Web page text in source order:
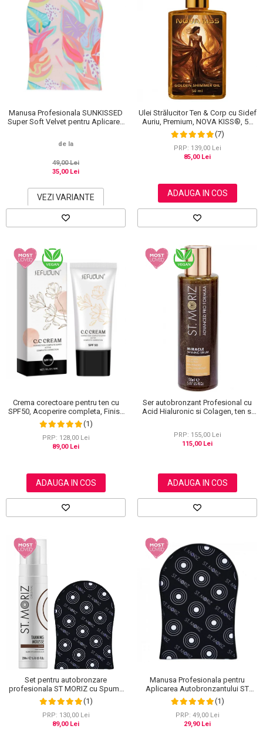
Manusa Profesionala SUNKISSED
Super Soft Velvet pentru Aplicarea
de la
49,00 Lei
35,00 Lei
VEZI VARIANTE
Ulei Strălucitor Ten & Corp cu Sidef
Auriu, Premium, NOVA KISS®, 50
ml
(7)
PRP: 139,00 Lei
85,00 Lei
ADAUGA IN COS
Crema corectoare pentru ten cu
SPF50, Acoperire completa, Finish
mat, Rezistenta, Anti Roseata, CC
Cream Sefudun, 30 ml
(1)
PRP: 128,00 Lei
89,00 Lei
ADAUGA IN COS
Ser autobronzant Profesional cu
Acid Hialuronic si Colagen, ten si
PRP: 155,00 Lei
115,00 Lei
ADAUGA IN COS
Set pentru autobronzare
profesionala ST MORIZ cu Spuma
Dark Fast Drying si Manusa Velvet
Tanning Mitt
(1)
PRP: 130,00 Lei
89,00 Lei
Manusa Profesionala pentru
Aplicarea Autobronzantului ST
MORIZ Velvet Tanning Mitt
(1)
PRP: 49,00 Lei
29,90 Lei